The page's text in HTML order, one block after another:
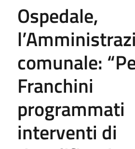
Ospedale,
comunale:
Franchini
programmati
interventi di